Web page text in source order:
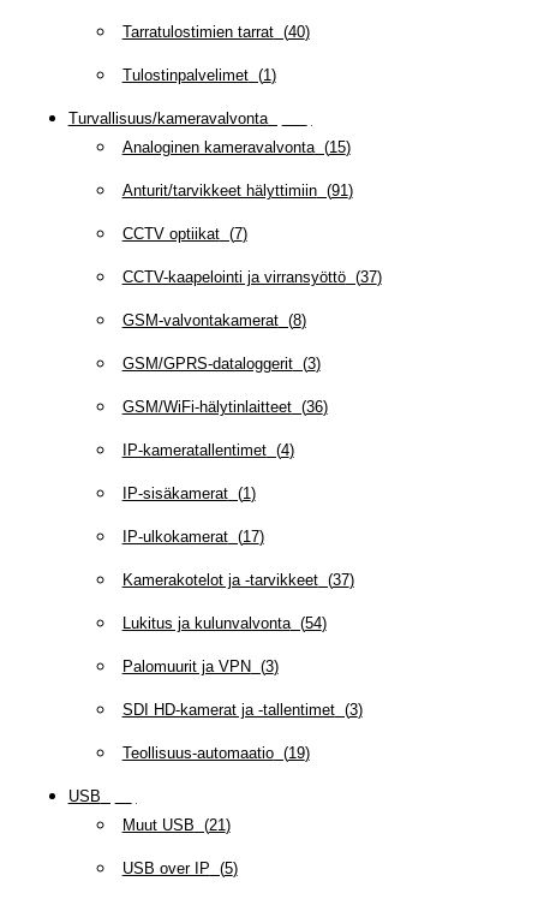
Tarratulostimien tarrat(40)
Tulostinpalvelimet(1)
Turvallisuus/kameravalvonta(
Analoginen kameravalvonta(15)
Anturit/tarvikkeet hälyttimiin(91)
CCTV optiikat(7)
CCTV-kaapelointi ja virransyöttö(37)
GSM-valvontakamerat(8)
GSM/GPRS-dataloggerit(3)
GSM/WiFi-hälytinlaitteet(36)
IP-kameratallentimet(4)
IP-sisäkamerat(1)
IP-ulkokamerat(17)
Kamerakotelot ja -tarvikkeet(37)
Lukitus ja kulunvalvonta(54)
Palomuurit ja VPN (3)
SDI HD-kamerat ja -tallentimet(3)
Teollisuus-automaatio(19)
USB
Muut USB (21)
USB over IP (5)